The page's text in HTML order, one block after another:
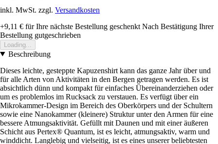
inkl. MwSt. zzgl. Versandkosten
+9,11 € für Ihre nächste Bestellung geschenkt Nach Bestätigung Ihrer
Bestellung gutgeschrieben
Loading...
Beschreibung
Dieses leichte, gesteppte Kapuzenshirt kann das ganze Jahr über und
für alle Arten von Aktivitäten in den Bergen getragen werden. Es ist
absichtlich dünn und kompakt für einfaches Übereinanderziehen oder
um es problemlos im Rucksack zu verstauen. Es verfügt über ein
Mikrokammer-Design im Bereich des Oberkörpers und der Schultern
sowie eine Nanokammer (kleinere) Struktur unter den Armen für eine
bessere Atmungsaktivität. Gefüllt mit Daunen und mit einer äußeren
Schicht aus Pertex® Quantum, ist es leicht, atmungsaktiv, warm und
winddicht. Langlebig und vielseitig, ist es eines unserer beliebtesten